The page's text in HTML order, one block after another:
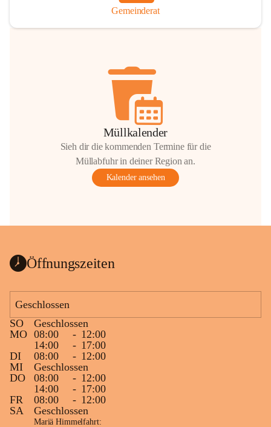
Gemeinderat
Müllkalender
Sieh dir die kommenden Termine für die
Müllabfuhr in deiner Region an.
Kalender ansehen
Öffnungszeiten
Geschlossen
SO
Geschlossen
MO 08:00 - 12:00
14:00
- 17:00
DI
08:00 - 12:00
MI
Geschlossen
DO
08:00 - 12:00
14:00
- 17:00
FR
08:00 - 12:00
SA
Geschlossen
Mariä Himmelfahrt: